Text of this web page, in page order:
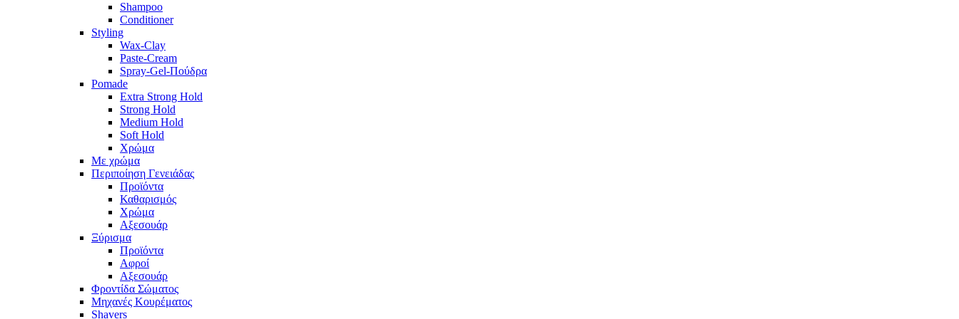
Shampoo
Conditioner
Styling
Wax-Clay
Paste-Cream
Spray-Gel-Πούδρα
Pomade
Extra Strong Hold
Strong Hold
Medium Hold
Soft Hold
Χρώμα
Με χρώμα
Περιποίηση Γενειάδας
Προϊόντα
Καθαρισμός
Χρώμα
Αξεσουάρ
Ξύρισμα
Προϊόντα
Αφροί
Αξεσουάρ
Φροντίδα Σώματος
Μηχανές Κουρέματος
Shavers